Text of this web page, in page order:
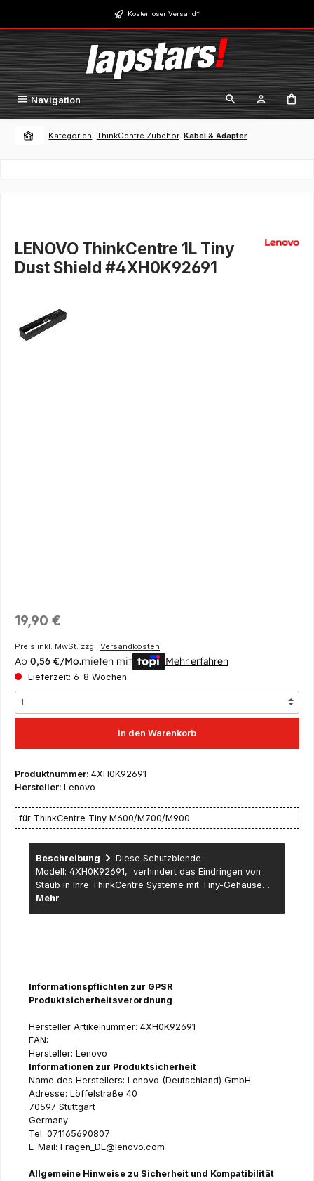
Zum Hauptinhalt springen Kostenloser Versand*
Navigation
Kategorien ThinkCentre Zubehör Kabel & Adapter
LENOVO ThinkCentre 1L Tiny
Dust Shield #4XH0K92691
Regulärer Preis:
19,90 €
Preis inkl. MwSt. zzgl. Versandkosten
Ab 0,56 €/Mo.mieten mit Mehr erfahren
Lieferzeit: 6-8 Wochen
In den Warenkorb
Produktnummer: 4XH0K92691
Hersteller: Lenovo
für ThinkCentre Tiny M600/M700/M900
Beschreibung
Diese Schutzblende -
Modell: 4XH0K92691, verhindert das Eindringen von
Staub in Ihre ThinkCentre Systeme mit Tiny-Gehäuse…
Mehr
Informationspflichten zur GPSR
Produktsicherheitsverordnung
Hersteller Artikelnummer: 4XH0K92691
EAN:
Hersteller: Lenovo
Informationen zur Produktsicherheit
Name des Herstellers: Lenovo (Deutschland) GmbH
Adresse: Löffelstraße 40
70597 Stuttgart
Germany
Tel: 071165690807
E-Mail: Fragen_DE@lenovo.com
Allgemeine Hinweise zu Sicherheit und Kompatibilität